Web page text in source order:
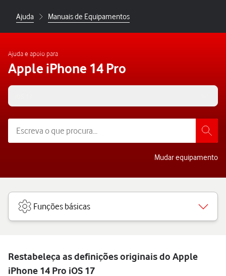
Ajuda Manuais de Equipamentos
Ajuda e apoio para
Apple iPhone 14 Pro
Mudar equipamento
Funções básicas
Restabeleça as definições originais do Apple
iPhone 14 Pro iOS 17